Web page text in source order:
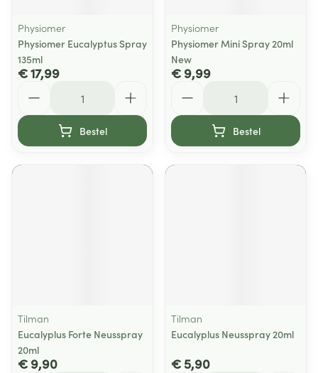
Physiomer
Physiomer Eucalyptus Spray
135ml
€ 17,99
Bestel
Physiomer
Physiomer Mini Spray 20ml
New
€ 9,99
Bestel
Tilman
Eucalyplus Forte Neusspray
20ml
€ 9,90
Tilman
Eucalyplus Neusspray 20ml
€ 5,90